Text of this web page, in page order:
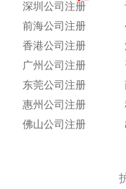
深圳公司注册
前海公司注册
香港公司注册
广州公司注册
东莞公司注册
惠州公司注册
佛山公司注册